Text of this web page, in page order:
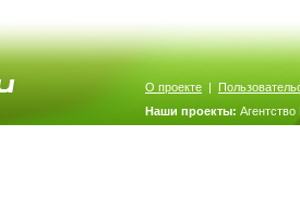
О проекте |
Наши проекты: